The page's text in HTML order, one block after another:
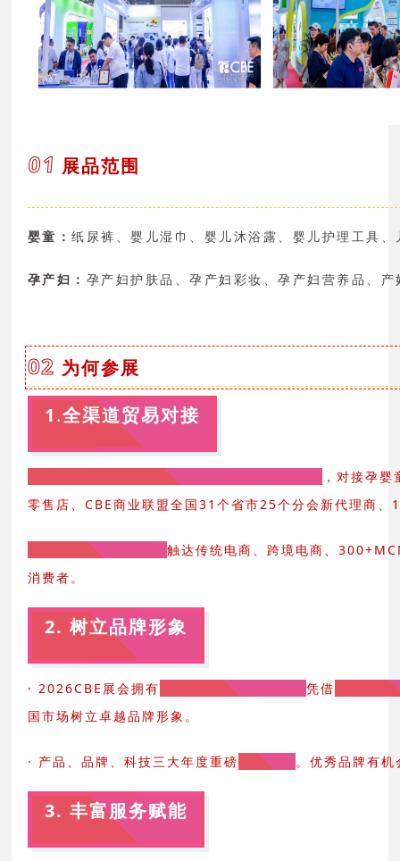
01展品范围
婴童：纸尿裤、婴儿湿巾、婴儿沐浴露、婴儿护理工具
孕产妇： 孕产妇护肤品、孕产妇彩妆、孕产妇营养品、
02 为何参展
1.全渠道贸易对接
· 53万+日化专业买家，线下渠道全面深度覆盖
，对接孕
零售店、CBE商业联盟全国31个省市25个分会新代理商、
· 线上渠道多元覆盖， 触达传统电商、跨境电商、
消费者。
2. 树立品牌形象
· 2026CBE展会拥有 超20万平米展览面积， 凭借 近三十
国市场树立卓越品牌形象。
· 产品、品牌、科技三大年度重磅 奖项发布 。优秀品牌有
3. 丰富服务赋能